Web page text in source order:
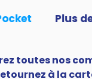
toutes nos
à la